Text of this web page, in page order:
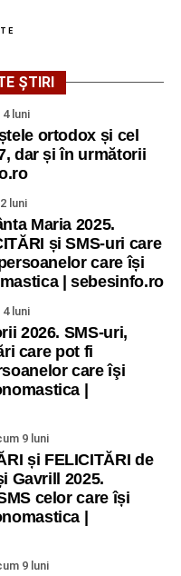
preferată
Google News
Șugag spre Popasul
din Sebeș
un accident rutier
din Sebeș
zece zile de
culturale, la
Programul complet
ȘTIRI
luni
ortodox și cel
dar și în următorii
luni
Maria 2025.
și SMS-uri care
care își
| sebesinfo.ro
luni
2026. SMS-uri,
care pot fi
care îşi
|
9 luni
și FELICITĂRI de
Gavrill 2025.
celor care își
|
9 luni